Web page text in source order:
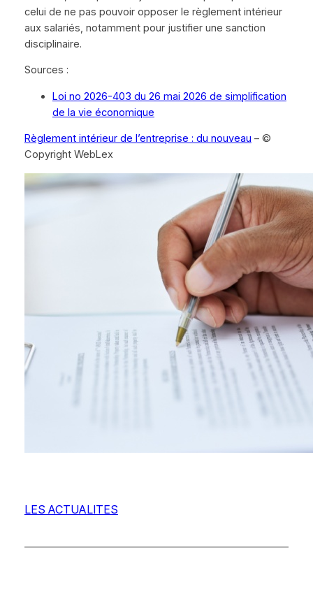
celui de ne pas pouvoir opposer le règlement intérieur
aux salariés, notamment pour justifier une sanction
disciplinaire.
Sources :
Loi no 2026-403 du 26 mai 2026 de simplification
de la vie économique
Règlement intérieur de l’entreprise : du nouveau – ©
Copyright WebLex
LES ACTUALITES